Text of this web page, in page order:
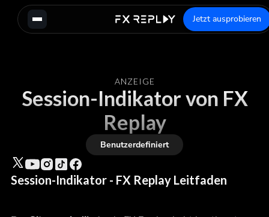
Jetzt ausprobieren
ANZEIGE
Session-Indikator von FX
Replay
Benutzerdefiniert
Session-Indikator - FX Replay Leitfaden